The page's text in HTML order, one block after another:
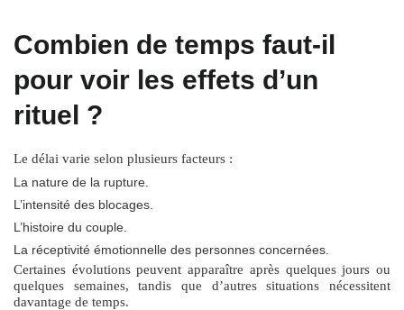
Combien de temps faut-il
pour voir les effets d’un
rituel ?
Le délai varie selon plusieurs facteurs :
La nature de la rupture.
L’intensité des blocages.
L’histoire du couple.
La réceptivité émotionnelle des personnes concernées.
Certaines évolutions peuvent apparaître après quelques jours ou
quelques semaines, tandis que d’autres situations nécessitent
davantage de temps.